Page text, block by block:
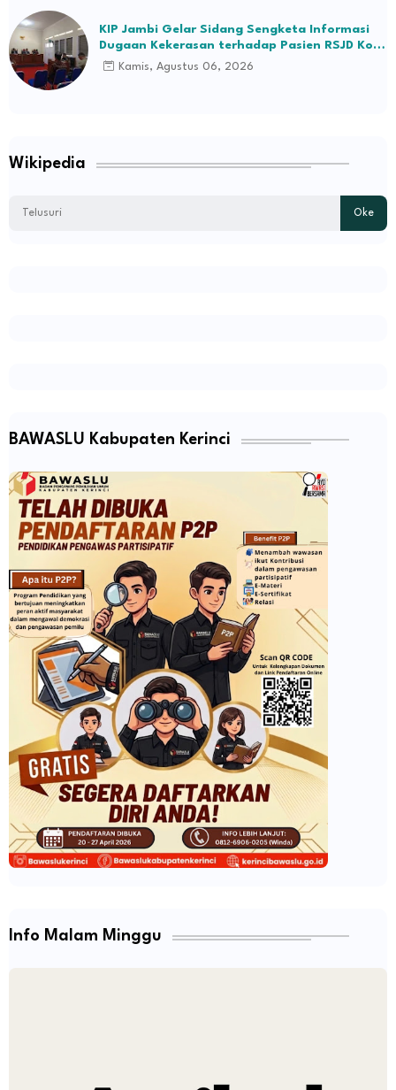
KIP Jambi Gelar Sidang Sengketa Informasi
Dugaan Kekerasan terhadap Pasien RSJD Kol.
H.M.Syukur Jambi
Kamis, Agustus 06, 2026
Wikipedia
BAWASLU Kabupaten Kerinci
Info Malam Minggu